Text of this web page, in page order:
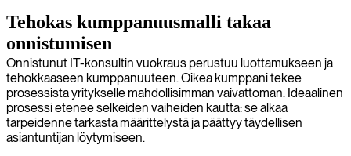
Tehokas kumppanuusmalli takaa
onnistumisen
Onnistunut IT-konsultin vuokraus perustuu luottamukseen ja
tehokkaaseen kumppanuuteen. Oikea kumppani tekee
prosessista yritykselle mahdollisimman vaivattoman. Ideaalinen
prosessi etenee selkeiden vaiheiden kautta: se alkaa
tarpeidenne tarkasta määrittelystä ja päättyy täydellisen
asiantuntijan löytymiseen.